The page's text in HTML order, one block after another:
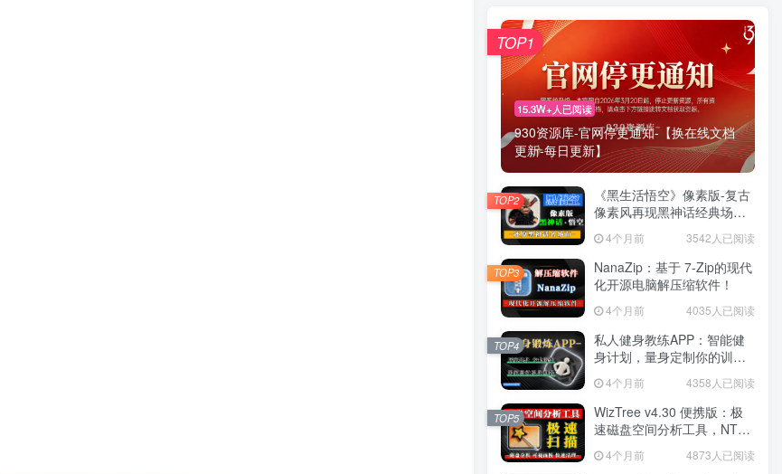
15.3W+人已阅读
930资源库-官网停更通知-【换在线文档
更新-每日更新】
TOP1
《黑生活悟空》像素版-复古
像素风再现黑神话经典场景
4个月前 3542人已阅读
TOP2
NanaZip：基于 7-Zip的现代
化开源电脑解压缩软件！
4个月前 4035人已阅读
TOP3
私人健身教练APP：智能健
身计划，量身定制你的训练
方案！
4个月前 4358人已阅读
TOP4
WizTree v4.30 便携版：极
速磁盘空间分析工具，NTFS
秒扫，可视化空间管理！
4个月前 4873人已阅读
TOP5